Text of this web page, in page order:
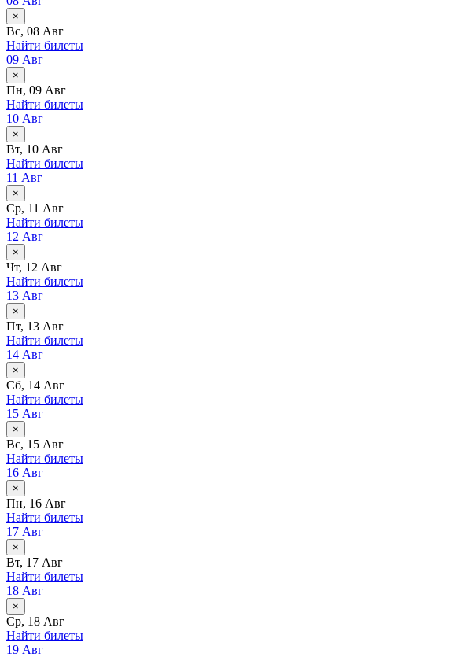
×
Вс, 08 Авг
Найти билеты
09 Авг
×
Пн, 09 Авг
Найти билеты
10 Авг
×
Вт, 10 Авг
Найти билеты
11 Авг
×
Ср, 11 Авг
Найти билеты
12 Авг
×
Чт, 12 Авг
Найти билеты
13 Авг
×
Пт, 13 Авг
Найти билеты
14 Авг
×
Сб, 14 Авг
Найти билеты
15 Авг
×
Вс, 15 Авг
Найти билеты
16 Авг
×
Пн, 16 Авг
Найти билеты
17 Авг
×
Вт, 17 Авг
Найти билеты
18 Авг
×
Ср, 18 Авг
Найти билеты
19 Авг